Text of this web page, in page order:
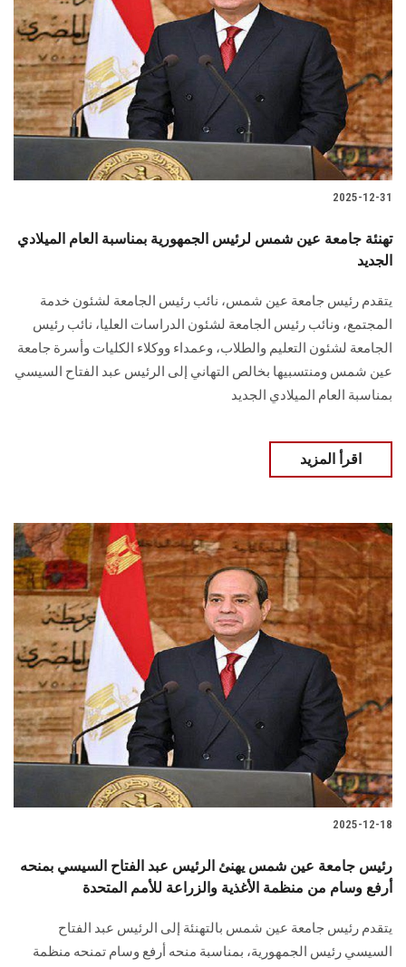
2025-12-31
تهنئة جامعة عين شمس لرئيس الجمهورية بمناسبة العام الميلادي
الجديد
يتقدم رئيس جامعة عين شمس، نائب رئيس الجامعة لشئون خدمة
المجتمع، ونائب رئيس الجامعة لشئون الدراسات العليا، نائب رئيس
الجامعة لشئون التعليم والطلاب، وعمداء ووكلاء الكليات وأسرة جامعة
عين شمس ومنتسبيها بخالص التهاني إلى الرئيس عبد الفتاح السيسي
بمناسبة العام الميلادي الجديد
اقرأ المزيد
2025-12-18
رئيس جامعة عين شمس يهنئ الرئيس عبد الفتاح السيسي بمنحه
أرفع وسام من منظمة الأغذية والزراعة للأمم المتحدة
يتقدم رئيس جامعة عين شمس بالتهنئة إلى الرئيس عبد الفتاح
السيسي رئيس الجمهورية، بمناسبة منحه أرفع وسام تمنحه منظمة